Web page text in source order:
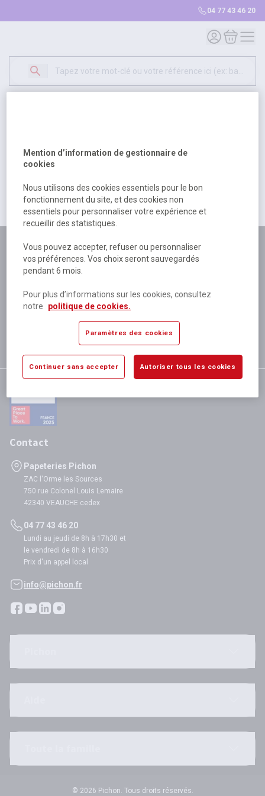
04 77 43 46 20
Mon compte
Mon
500
excuser pour la gêne occasionée.
Retour Retour à l'accueil
Plus de 180 personnes
à votre écoute
Plus de 80 000 références
disponibles
Expédition le jour même
si validation avant 12h
satisfaction totale
Contact
Papeteries Pichon
ZAC l'Orme les Sources
750 rue Colonel Louis Lemaire
42340 VEAUCHE cedex
04 77 43 46 20
Lundi au jeudi de 8h à 17h30 et
le vendredi de 8h à 16h30
Prix d'un appel local
info@pichon.fr
© 2026 Pichon. Tous droits réservés.
Mention d’information de gestionnaire de
cookies
Nous utilisons des cookies essentiels pour le bon
fonctionnement du site, et des cookies non
essentiels pour personnaliser votre expérience et
recueillir des statistiques.
Vous pouvez accepter, refuser ou personnaliser
vos préférences. Vos choix seront sauvegardés
pendant 6 mois.
Pour plus d’informations sur les cookies, consultez
notre
politique de cookies.
Paramètres des cookies
Continuer sans accepter Autoriser tous les cookies